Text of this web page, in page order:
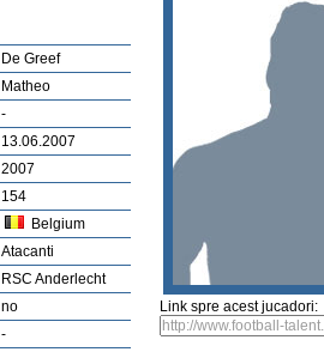
De Greef
Matheo
-
13.06.2007
2007
154
Belgium
Atacanti
RSC Anderlecht
no
-
Link spre acest jucadori: